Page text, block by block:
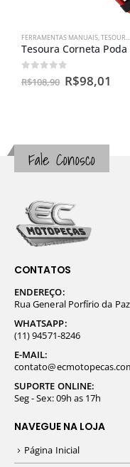
FERRAMENTAS MANUAIS TESOURA PODA
out of 5
R$108,90 R$98,01
Fale Conosco
CONTATOS
ENDEREÇO:
Rua General Porfírio da
WHATSAPP:
(11) 94571-8246
E-MAIL:
SUPORTE ONLINE:
Seg - Sex: 09h as 17h
NAVEGUE NA LOJA
Página Inicial